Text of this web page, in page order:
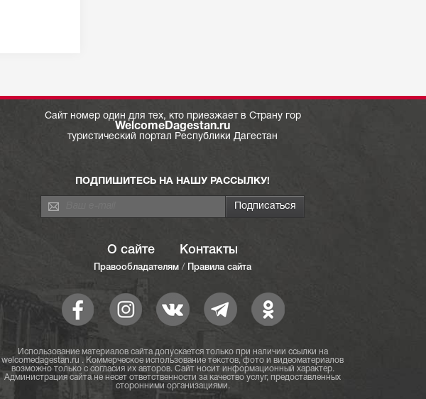
Сайт номер один для тех, кто приезжает в Страну гор
WelcomeDagestan.ru
туристический портал Республики Дагестан
ПОДПИШИТЕСЬ НА НАШУ РАССЫЛКУ!
О сайте Контакты
Правообладателям / Правила сайта
Использование материалов сайта допускается только при наличии ссылки на
welcomedagestan.ru . Коммерческое использование текстов, фото и видеоматериалов
возможно только с согласия их авторов. Сайт носит информационный характер.
Администрация сайта не несет ответственности за качество услуг, предоставленных
сторонними организациями.